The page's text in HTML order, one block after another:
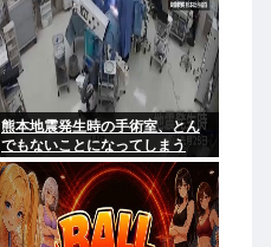
熊本地震発生時の手術室、とん
でもないことになってしまう
www